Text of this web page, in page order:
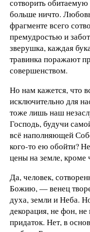
сотворить
больше ничто.
фрагменте всего
премудростью и
зверушка, каждая
травинка поражают
совершенством.
Но нам кажется, что
исключительно для
тоже лишь наш
Господь, будучи
всё наполняющей
кого-то ею обойти?
цены на земле, кроме
Да, человек,
Божию, — венец
духа, земли и Неба.
декорация, не фон, не
придаток. Нет, в